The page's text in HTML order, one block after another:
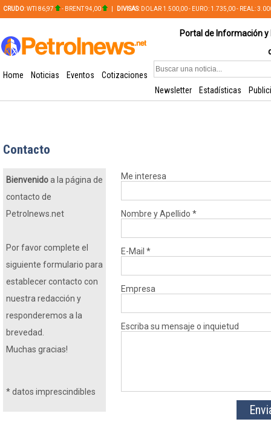
CRUDO: WTI 86,97 - BRENT 94,00 DIVISAS: DOLAR 1.500,00 - EURO: 1.735,00 - REAL:
Portal de Información
Home Noticias Eventos
Cotizaciones
Newsletter
Estadísticas
Contacto
Bienvenidoa la página de
contacto de
Petrolnews.net
Por favor complete el
siguiente formulario para
establecer contacto con
nuestra redacción y
responderemos a la
brevedad.
Muchas gracias!
*datos imprescindibles
Me interesa
Nombre y Apellido *
E-Mail *
Empresa
Escriba su mensaje o inquietud